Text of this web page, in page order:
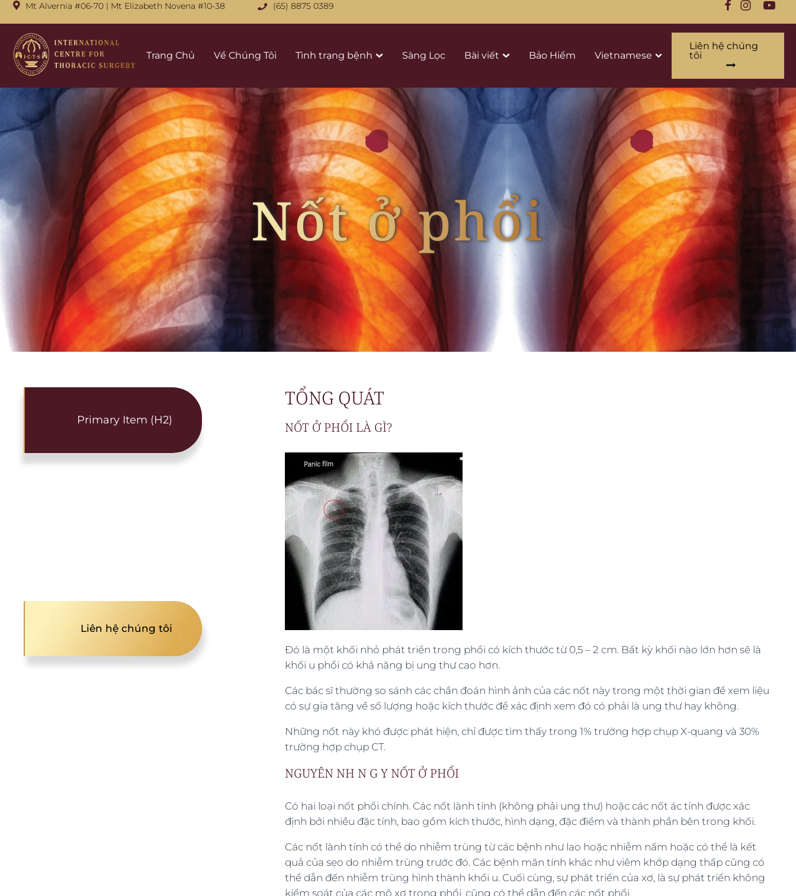
Mt Alvernia #06-70 | Mt Elizabeth Novena #10-38 (65) 8875 0389
Тrang Chủ Về Chúng Tôi Tình trạng bệnh Sàng Lọc Bài viết Bảo Hiểm Vietnamese
Liên hệ chúng
tôi
Nốt ở phổi
Primary Item (H2)
Liên hệ chúng tôi
TỔNG QUÁT
NỐT Ở PHỔI LÀ GÌ?
Đó là một khối nhỏ phát triển trong phổi có kích thước từ 0,5 – 2 cm. Bất kỳ khối nào lớn hơn sẽ là
khối u phổi có khả năng bị ung thư cao hơn.
Các bác sĩ thường so sánh các chẩn đoán hình ảnh của các nốt này trong một thời gian để xem liệu
có sự gia tăng về số lượng hoặc kích thước để xác định xem đó có phải là ung thư hay không.
Những nốt này khó được phát hiện, chỉ được tìm thấy trong 1% trường hợp chụp X-quang và 30%
trường hợp chụp CT.
NGUYÊN NH N G Y NỐT Ở PHỔI
Có hai loại nốt phổi chính. Các nốt lành tính (không phải ung thư) hoặc các nốt ác tính được xác
định bởi nhiều đặc tính, bao gồm kích thước, hình dạng, đặc điểm và thành phần bên trong khối.
Các nốt lành tính có thể do nhiễm trùng từ các bệnh như lao hoặc nhiễm nấm hoặc có thể là kết
quả của sẹo do nhiễm trùng trước đó. Các bệnh mãn tính khác như viêm khớp dạng thấp cũng có
thể dẫn đến nhiễm trùng hình thành khối u. Cuối cùng, sự phát triển của xơ, là sự phát triển không
kiểm soát của các mô xơ trong phổi, cũng có thể dẫn đến các nốt phổi.